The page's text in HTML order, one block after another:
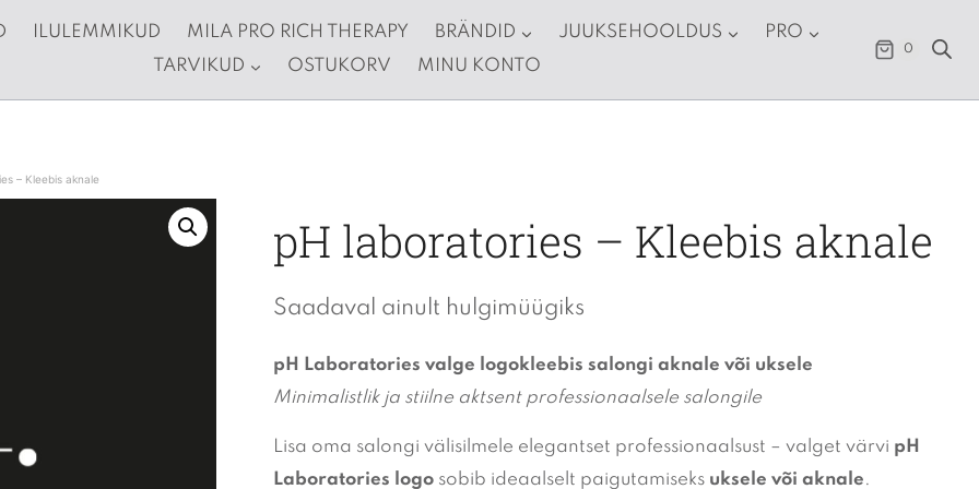
ILULEMMIKUD MILA PRO RICH THERAPY BRÄNDID JUUKSEHOOLDUS
PRO
TARVIKUD
OSTUKORV MINU KONTO
0
– Kleebis aknale
pH laboratories – Kleebis aknale
Saadaval ainult hulgimüügiks
pH Laboratories valge logokleebis salongi aknale või uksele
Minimalistlik ja stiilne aktsent professionaalsele salongile
Lisa oma salongi välisilmele elegantset professionaalsust – valget värvi pH
Laboratories logosobib ideaalselt paigutamiseks uksele või aknale.